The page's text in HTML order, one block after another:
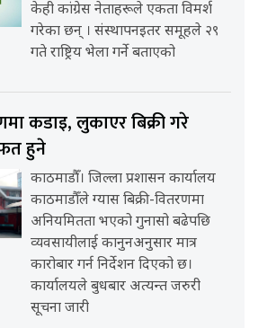
केही कांग्रेस नेताहरूले एकता विमर्श
गरेका छन् । संस्थापनइतर समूहले २९
गते राष्ट्रिय भेला गर्ने बताएको
कडाइ, लुकाएर बिक्री गरे
हुने
काठमाडौँ। जिल्ला प्रशासन कार्यालय
काठमाडौँले ग्यास बिक्री-वितरणमा
अनियमितता भएको गुनासो बढेपछि
व्यवसायीलाई कानुनअनुसार मात्र
कारोबार गर्न निर्देशन दिएको छ।
कार्यालयले बुधबार अत्यन्त जरुरी
सूचना जारी